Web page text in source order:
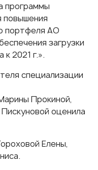
программы
повышения
портфеля АО
загрузки
2021 г.».
специализации
Прокиной,
оценила
Елены,